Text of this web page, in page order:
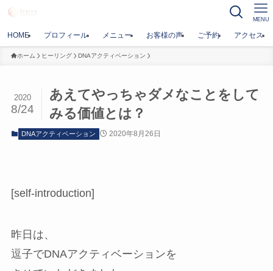
MENU
HOME プロフィール メニュー お客様の声 ご予約 アクセス
ホーム ヒーリング DNAアクティベーション
あえてやっちゃダメなことをして
みる価値とは？
2020
8/24
DNAアクティベーション 2020年8月26日
[self-introduction]
昨日は、
逗子でDNAアクティベーションを